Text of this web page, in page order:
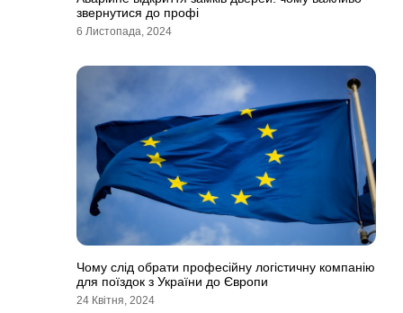
звернутися до профі
6 Листопада, 2024
Чому слід обрати професійну логістичну компанію
для поїздок з України до Європи
24 Квітня, 2024